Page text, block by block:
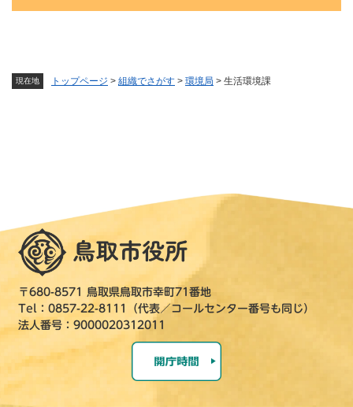
現在地 トップページ > 組織でさがす > 環境局 > 生活環境課
〒680-8571 鳥取県鳥取市幸町71番地
Tel：0857-22-8111（代表／コールセンター番号も同じ）
法人番号：9000020312011